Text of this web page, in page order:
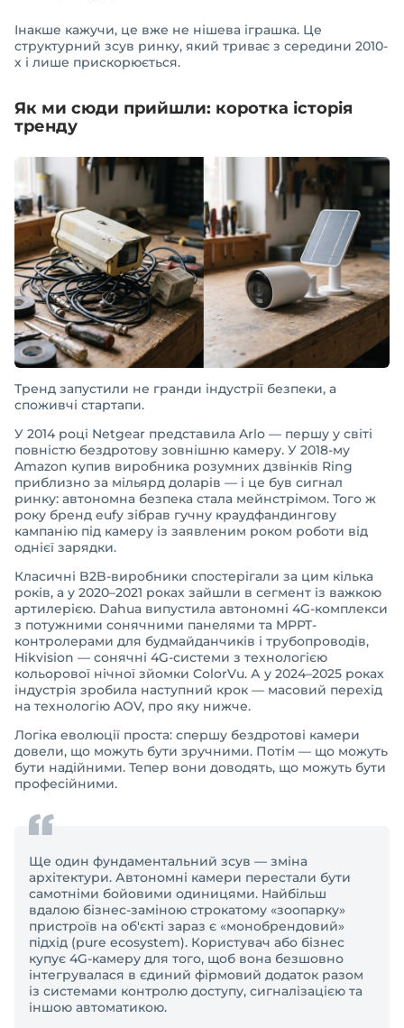
Інакше кажучи, це вже не нішева іграшка. Це
структурний зсув ринку, який триває з середини 2010-
х і лише прискорюється.
Як ми сюди прийшли: коротка історія
тренду
Тренд запустили не гранди індустрії безпеки, а
споживчі стартапи.
У 2014 році Netgear представила Arlo — першу у світі
повністю бездротову зовнішню камеру. У 2018-му
Amazon купив виробника розумних дзвінків Ring
приблизно за мільярд доларів — і це був сигнал
ринку: автономна безпека стала мейнстрімом. Того ж
року бренд eufy зібрав гучну краудфандингову
кампанію під камеру із заявленим роком роботи від
однієї зарядки.
Класичні B2B-виробники спостерігали за цим кілька
років, а у 2020–2021 роках зайшли в сегмент із важкою
артилерією. Dahua випустила автономні 4G-комплекси
з потужними сонячними панелями та MPPT-
контролерами для будмайданчиків і трубопроводів,
Hikvision — сонячні 4G-системи з технологією
кольорової нічної зйомки ColorVu. А у 2024–2025 роках
індустрія зробила наступний крок — масовий перехід
на технологію AOV, про яку нижче.
Логіка еволюції проста: спершу бездротові камери
довели, що можуть бути зручними. Потім — що можуть
бути надійними. Тепер вони доводять, що можуть бути
професійними.
Ще один фундаментальний зсув — зміна
архітектури. Автономні камери перестали бути
самотніми бойовими одиницями. Найбільш
вдалою бізнес-заміною строкатому «зоопарку»
пристроїв на об'єкті зараз є «монобрендовий»
підхід (pure ecosystem). Користувач або бізнес
купує 4G-камеру для того, щоб вона безшовно
інтегрувалася в єдиний фірмовий додаток разом
із системами контролю доступу, сигналізацією та
іншою автоматикою.